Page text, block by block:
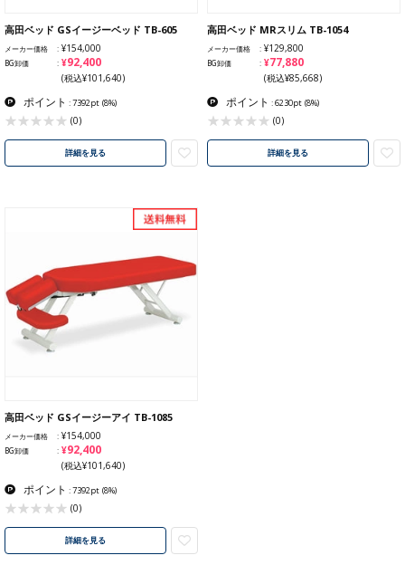
高田ベッド GSイージーベッド TB-605
メーカー価格 ¥154,000
BG卸価 ¥92,400
(税込¥101,640)
ポイント : 7392pt (8%)
(0)
詳細を見る
高田ベッド MRスリム TB-1054
メーカー価格 ¥129,800
BG卸価 ¥77,880
(税込¥85,668)
ポイント : 6230pt (8%)
(0)
詳細を見る
高田ベッド GSイージーアイ TB-1085
メーカー価格 ¥154,000
BG卸価 ¥92,400
(税込¥101,640)
ポイント : 7392pt (8%)
(0)
詳細を見る